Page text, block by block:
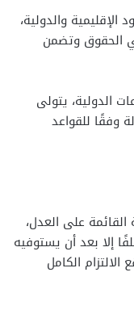
والدولية،
الحقوق وتضمن
الدولية، يتولى
وفقًا للقواعد
على العدل،
إلا بعد أن يستوفيه
الكامل